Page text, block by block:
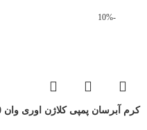
-10%
کرم آبرسان پمپی کلاژن اوری وان 300 میل